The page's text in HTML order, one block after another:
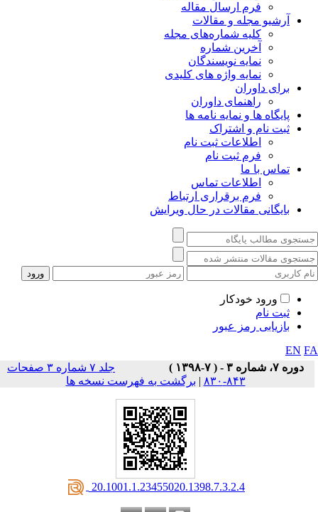
فرم ارسال مقاله
آرشیو مجله و مقالات
کلیه شماره‌های مجله
آخرین شماره
نمایه نویسندگان
نمایه واژه های کلیدی
برای داوران
راهنمای داوران
پایگاه ها و نمایه نامه ها
ثبت نام و اشتراک
اطلاعات ثبت نام
فرم ثبت نام
تماس با ما
اطلاعات تماس
فرم برقراری ارتباط
بایگانی مقالات در حال ویرایش
ورود خودکار
ثبت نام
بازیابی رمز عبور
EN
دوره ۷، شماره ۳ - ( ۷-۱۳۹۸ )
جلد ۷ شماره ۳ صفحات
۸۴۳-۸۳۰
| برگشت به فهرست نسخه ها
‎ 20.1001.1.23455020.1398.7.3.2.4